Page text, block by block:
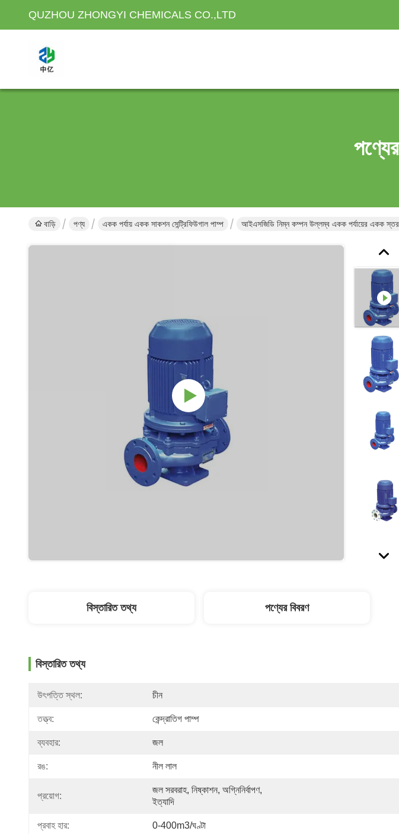
QUZHOU ZHONGYI CHEMICALS CO.,LTD
বাড়ি পণ্য একক পর্যায় একক সাকশন সেন্ট্রিফিউগাল পাম্প আইএসজিডি নিম্ন কম্পন উল্লম্ব একক পর্যায়ের একক
বিস্তারিত তথ্য পণ্যের বিবরণ
বিস্তারিত তথ্য
উৎপত্তি স্থল: চীন
তত্ত্ব: কেন্দ্রাতিগ পাম্প
ব্যবহার: জল
রঙ: নীল লাল
প্রয়োগ:
জল সরবরাহ, নিষ্কাশন, অগ্নিনির্বাপণ,
ইত্যাদি
প্রবাহ হার: 0-400m3/ঘণ্টা